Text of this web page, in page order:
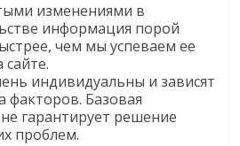
изменениями в
информация порой
чем мы успеваем ее
индивидуальны и зависят
факторов. Базовая
гарантирует решение
проблем.